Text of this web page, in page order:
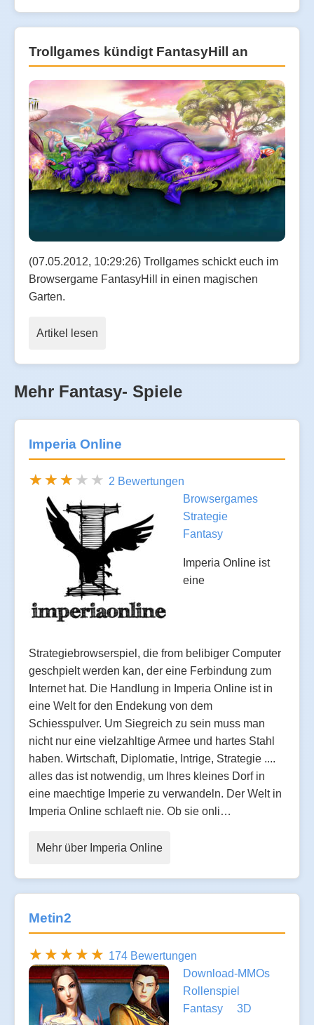
Trollgames kündigt FantasyHill an
(07.05.2012, 10:29:26) Trollgames schickt euch im
Browsergame FantasyHill in einen magischen
Garten.
Artikel lesen
Mehr Fantasy- Spiele
Imperia Online
2 Bewertungen
Browsergames
Strategie
Fantasy
Imperia Online ist
eine
Strategiebrowserspiel, die from belibiger Computer
geschpielt werden kan, der eine Ferbindung zum
Internet hat. Die Handlung in Imperia Online ist in
eine Welt for den Endekung von dem
Schiesspulver. Um Siegreich zu sein muss man
nicht nur eine vielzahltige Armee und hartes Stahl
haben. Wirtschaft, Diplomatie, Intrige, Strategie ....
alles das ist notwendig, um Ihres kleines Dorf in
eine maechtige Imperie zu verwandeln. Der Welt in
Imperia Online schlaeft nie. Ob sie onli…
Mehr über Imperia Online
Metin2
174 Bewertungen
Download-MMOs
Rollenspiel
Fantasy
3D